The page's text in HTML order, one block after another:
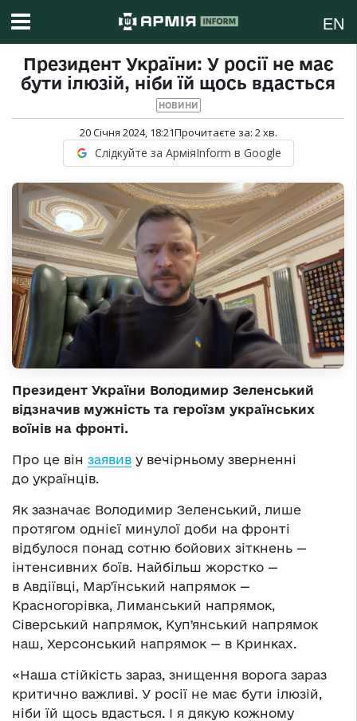
EN
Президент України: У росії не має
бути ілюзій, ніби їй щось вдасться
НОВИНИ
20 Січня 2024, 18:21Прочитаєте за: 2хв.
Слідкуйте за АрміяInform в Google
Президент України Володимир Зеленський
відзначив мужність та героїзм українських
воїнів на фронті.
Про це він заявив у вечірньому зверненні
до українців.
Як зазначає Володимир Зеленський, лише
протягом однієї минулої доби на фронті
відбулося понад сотню бойових зіткнень —
інтенсивних боїв. Найбільш жорстко —
в Авдіївці, Марʼїнський напрямок —
Красногорівка, Лиманський напрямок,
Сіверський напрямок, Купʼянський напрямок
наш, Херсонський напрямок — в Кринках.
«Наша стійкість зараз, знищення ворога зараз
критично важливі. У росії не має бути ілюзій,
ніби їй щось вдасться. І я дякую кожному